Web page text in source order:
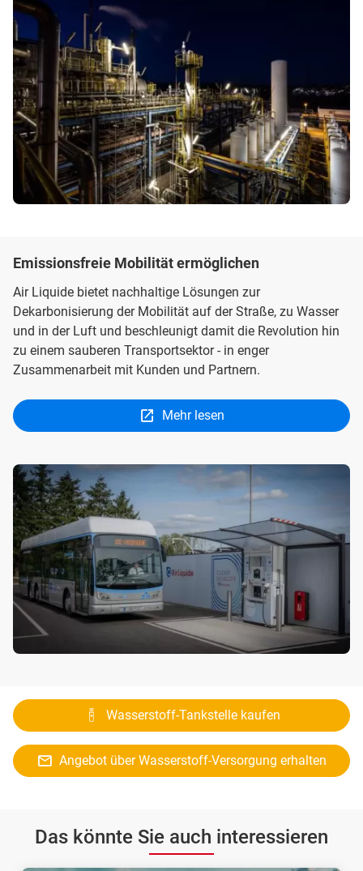
Emissionsfreie Mobilität ermöglichen
Air Liquide bietet nachhaltige Lösungen zur
Dekarbonisierung der Mobilität auf der Straße, zu Wasser
und in der Luft und beschleunigt damit die Revolution hin
zu einem sauberen Transportsektor - in enger
Zusammenarbeit mit Kunden und Partnern.
Mehr lesen
Wasserstoff-Tankstelle kaufen
Angebot über Wasserstoff-Versorgung erhalten
Das könnte Sie auch interessieren